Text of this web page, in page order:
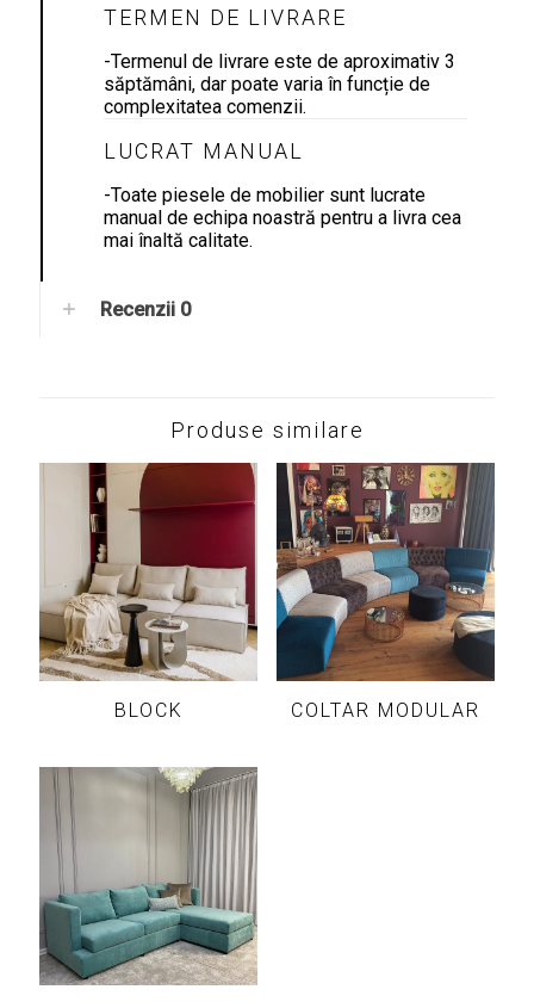
TERMEN DE LIVRARE
-Termenul de livrare este de aproximativ 3
săptămâni, dar poate varia în funcție de
complexitatea comenzii.
LUCRAT MANUAL
-Toate piesele de mobilier sunt lucrate
manual de echipa noastră pentru a livra cea
mai înaltă calitate.
Recenzii 0
Produse similare
BLOCK COLTAR MODULAR